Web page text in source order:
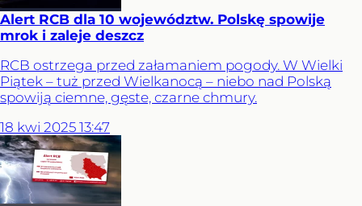
Alert RCB dla 10 województw. Polskę spowije
mrok i zaleje deszcz
RCB ostrzega przed załamaniem pogody. W Wielki
Piątek – tuż przed Wielkanocą – niebo nad Polską
spowiją ciemne, gęste, czarne chmury.
18 kwi 2025 13:47